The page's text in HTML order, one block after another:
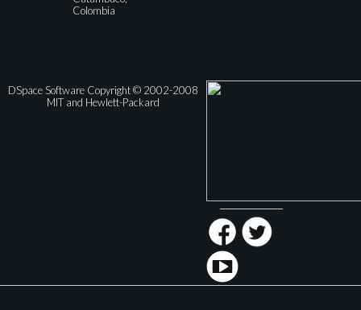
Colombia
DSpace Software Copyright © 2002-2008
MIT and Hewlett-Packard